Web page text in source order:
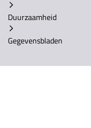
Duurzaamheid
Gegevensbladen